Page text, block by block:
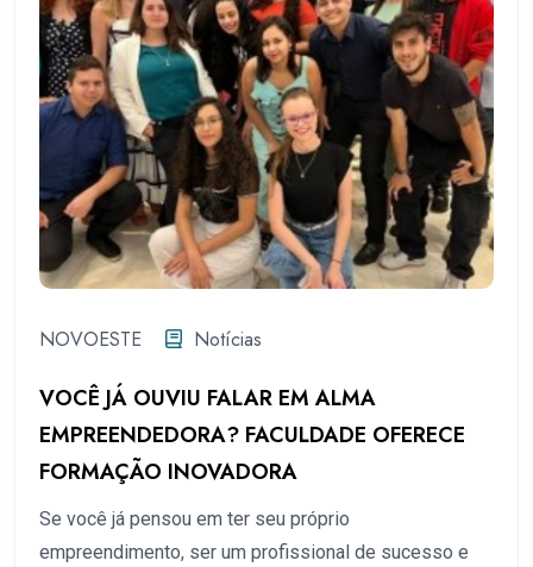
NOVOESTE Notícias
VOCÊ JÁ OUVIU FALAR EM ALMA
EMPREENDEDORA? FACULDADE OFERECE
FORMAÇÃO INOVADORA
Se você já pensou em ter seu próprio
empreendimento, ser um profissional de sucesso e